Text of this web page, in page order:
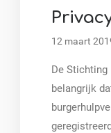
12 maart
De
belangrijk